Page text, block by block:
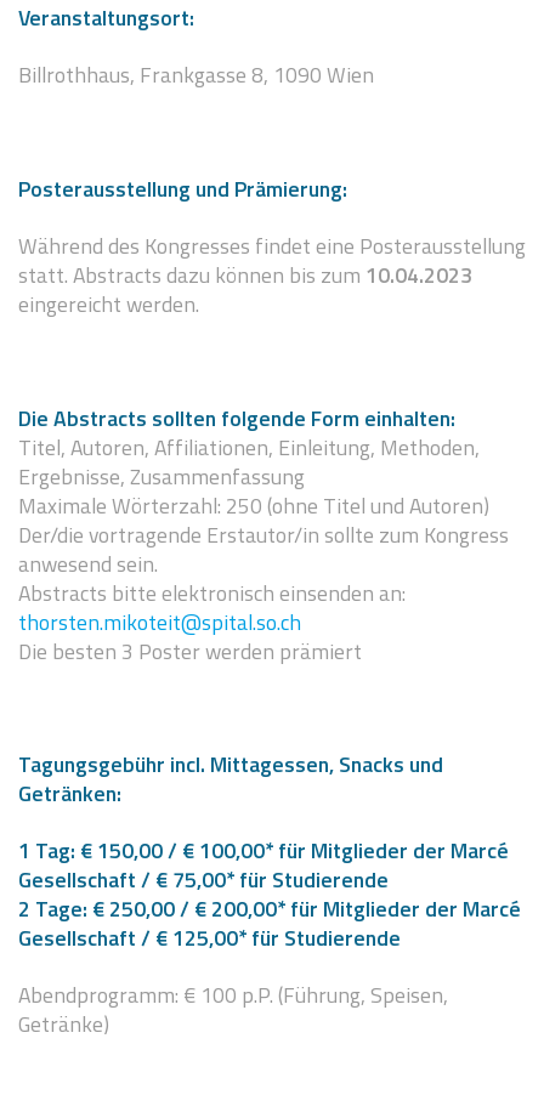
Veranstaltungsort:
Billrothhaus, Frankgasse 8, 1090 Wien
Posterausstellung und Prämierung:
Während des Kongresses findet eine Posterausstellung
statt. Abstracts dazu können bis zum 10.04.2023
eingereicht werden.
Die Abstracts sollten folgende Form einhalten:
Titel, Autoren, Affiliationen, Einleitung, Methoden,
Ergebnisse, Zusammenfassung
Maximale Wörterzahl: 250 (ohne Titel und Autoren)
Der/die vortragende Erstautor/in sollte zum Kongress
anwesend sein.
Abstracts bitte elektronisch einsenden an:
thorsten.mikoteit@spital.so.ch
Die besten 3 Poster werden prämiert
Tagungsgebühr incl. Mittagessen, Snacks und
Getränken:
1 Tag: € 150,00 / € 100,00* für Mitglieder der Marcé
Gesellschaft / € 75,00* für Studierende
2 Tage: € 250,00 / € 200,00* für Mitglieder der Marcé
Gesellschaft / € 125,00* für Studierende
Abendprogramm: € 100 p.P. (Führung, Speisen,
Getränke)